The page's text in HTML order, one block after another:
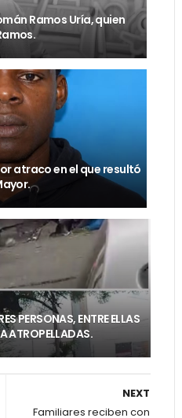
Ramos Uría, quien
atraco en el que resultó
PERSONAS, ENTRE ELLAS
ATROPELLADAS.
NEXT
Familiares reciben con